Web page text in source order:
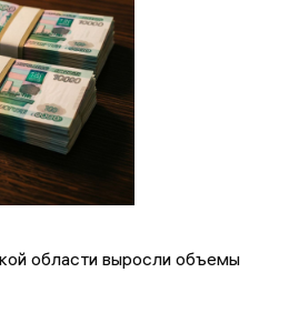
области выросли объемы